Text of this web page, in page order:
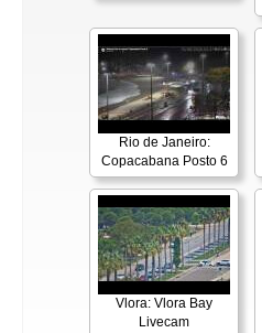
Rio de Janeiro:
Copacabana Posto 6
Vlora: Vlora Bay
Livecam